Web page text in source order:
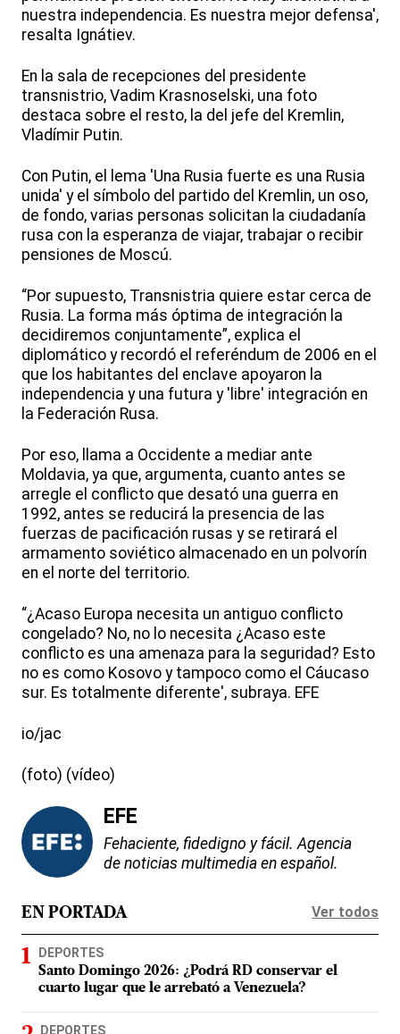
nuestra independencia. Es nuestra mejor defensa',
resalta Ignátiev.
En la sala de recepciones del presidente
transnistrio, Vadim Krasnoselski, una foto
destaca sobre el resto, la del jefe del Kremlin,
Vladímir Putin.
Con Putin, el lema 'Una Rusia fuerte es una Rusia
unida' y el símbolo del partido del Kremlin, un oso,
de fondo, varias personas solicitan la ciudadanía
rusa con la esperanza de viajar, trabajar o recibir
pensiones de Moscú.
“Por supuesto, Transnistria quiere estar cerca de
Rusia. La forma más óptima de integración la
decidiremos conjuntamente”, explica el
diplomático y recordó el referéndum de 2006 en el
que los habitantes del enclave apoyaron la
independencia y una futura y 'libre' integración en
la Federación Rusa.
Por eso, llama a Occidente a mediar ante
Moldavia, ya que, argumenta, cuanto antes se
arregle el conflicto que desató una guerra en
1992, antes se reducirá la presencia de las
fuerzas de pacificación rusas y se retirará el
armamento soviético almacenado en un polvorín
en el norte del territorio.
“¿Acaso Europa necesita un antiguo conflicto
congelado? No, no lo necesita ¿Acaso este
conflicto es una amenaza para la seguridad? Esto
no es como Kosovo y tampoco como el Cáucaso
sur. Es totalmente diferente', subraya. EFE
io/jac
(foto) (vídeo)
EFE
Fehaciente, fidedigno y fácil. Agencia
de noticias multimedia en español.
EN PORTADA Ver todos
DEPORTES
Santo Domingo 2026: ¿Podrá RD conservar el
cuarto lugar que le arrebató a Venezuela?
DEPORTES